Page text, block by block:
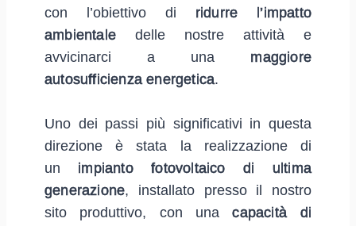
con l’obiettivo di ridurre l’impatto
ambientale delle nostre attività e
avvicinarci a una maggiore
autosufficienza energetica.
Uno dei passi più significativi in questa
direzione è stata la realizzazione di
un impianto fotovoltaico di ultima
generazione, installato presso il nostro
sito produttivo, con unacapacità di